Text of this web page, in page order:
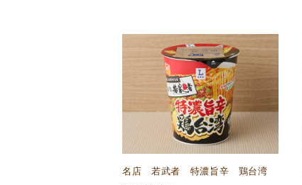
名店 若武者 特濃旨辛 鶏台湾